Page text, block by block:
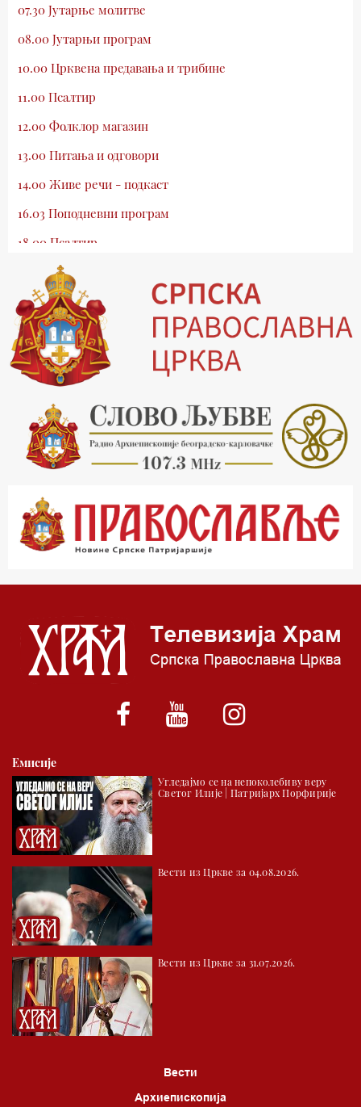
07.30 Јутарње молитве
08.00 Јутарњи програм
10.00 Црквена предавања и трибине
11.00 Псалтир
12.00 Фолклор магазин
13.00 Питања и одговори
14.00 Живе речи - подкаст
16.03 Поподневни програм
18.00 Псалтир
19.03 Млади у Цркви
19.30 Вечерње молитве
20.00 Вести из Цркве
20.15 Реч архијереја
20.30 Хроника Архиепископије
21.03 Врлинослов
22.03 Црквена предавања и трибине
23.00 Питања и одговори
00.03 Црквена предавања и трибине
01.03 Живе речи - подкаст
*најважније вести емитујемо на сваки пун сат
Емисије
Угледајмо се на непоколебиву веру
Светог Илије | Патријарх Порфирије
Вести из Цркве за 04.08.2026.
Вести из Цркве за 31.07.2026.
Вести
Архиепископија